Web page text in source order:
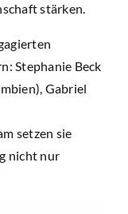
stärken.
Stephanie Beck
Gabriel
setzen sie
nicht nur